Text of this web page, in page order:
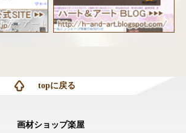
topに戻る
画材ショップ楽屋